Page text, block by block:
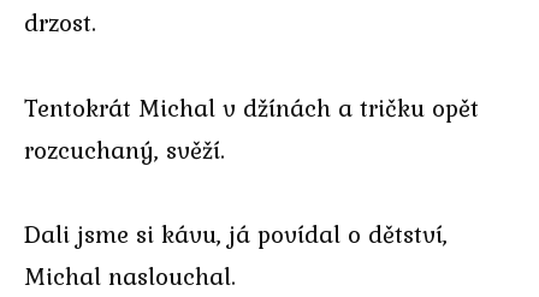
drzost.
Tentokrát Michal v džínách a tričku opět
rozcuchaný, svěží.
Dali jsme si kávu, já povídal o dětství,
Michal naslouchal.